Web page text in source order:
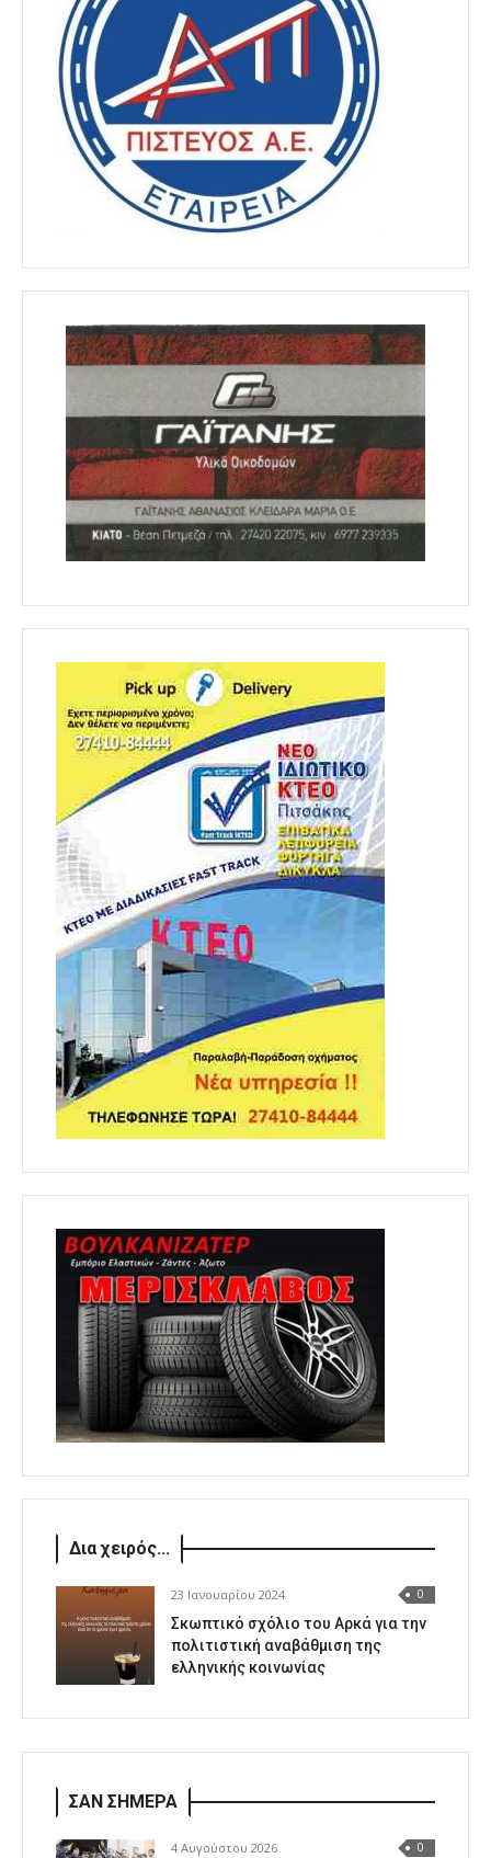
Δια χειρός...
23 Ιανουαρίου 2024 0
Σκωπτικό σχόλιο του Αρκά για την
πολιτιστική αναβάθμιση της
ελληνικής κοινωνίας
ΣΑΝ ΣΗΜΕΡΑ
4 Αυγούστου 2026 0